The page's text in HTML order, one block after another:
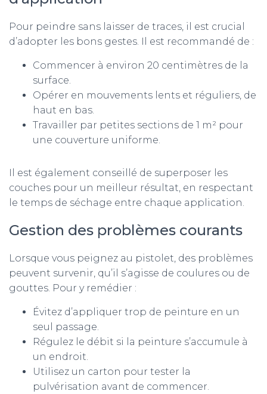
Pour peindre sans laisser de traces, il est crucial
d’adopter les bons gestes. Il est recommandé de :
Commencer à environ 20 centimètres de la
surface.
Opérer en mouvements lents et réguliers, de
haut en bas.
Travailler par petites sections de 1 m² pour
une couverture uniforme.
Il est également conseillé de superposer les
couches pour un meilleur résultat, en respectant
le temps de séchage entre chaque application.
Gestion des problèmes courants
Lorsque vous peignez au pistolet, des problèmes
peuvent survenir, qu’il s’agisse de coulures ou de
gouttes. Pour y remédier :
Évitez d’appliquer trop de peinture en un
seul passage.
Régulez le débit si la peinture s’accumule à
un endroit.
Utilisez un carton pour tester la
pulvérisation avant de commencer.